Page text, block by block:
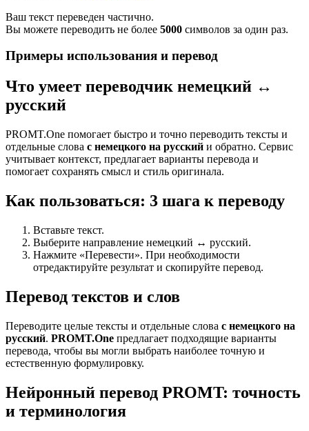
Ваш текст переведен частично.
Вы можете переводить не более 5000 символов за один раз.
Примеры использования и перевод
Что умеет переводчик немецкий ↔
русский
PROMT.One помогает быстро и точно переводить тексты и
отдельные слова с немецкого на русский и обратно. Сервис
учитывает контекст, предлагает варианты перевода и
помогает сохранять смысл и стиль оригинала.
Как пользоваться: 3 шага к переводу
Вставьте текст.
Выберите направление немецкий ↔ русский.
Нажмите «Перевести». При необходимости
отредактируйте результат и скопируйте перевод.
Перевод текстов и слов
Переводите целые тексты и отдельные слова с немецкого на
русский. PROMT.One предлагает подходящие варианты
перевода, чтобы вы могли выбрать наиболее точную и
естественную формулировку.
Нейронный перевод PROMT: точность
и терминология